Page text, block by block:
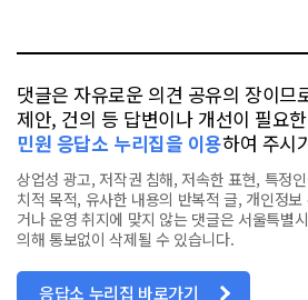
댓글은 자유로운 의견 공유의 장이므
제안, 건의 등 답변이나 개선이 필요
민원 응답소 누리집을 이용하여 주시
상업성 광고, 저작권 침해, 저속한 표현, 특정
치적 목적, 유사한 내용의 반복적 글, 개인정
거나 운영 취지에 맞지 않는 댓글은 서울특별
의해 통보없이 삭제될 수 있습니다.
응답소 누리집 바로가기